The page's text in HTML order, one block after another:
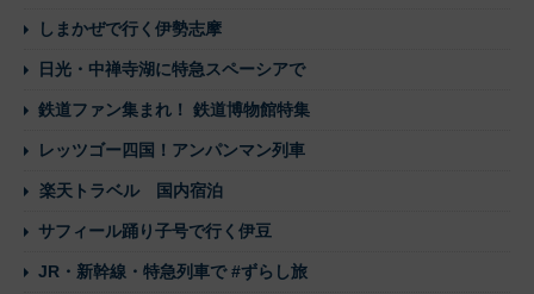
しまかぜで行く伊勢志摩
日光・中禅寺湖に特急スペーシアで
鉄道ファン集まれ！ 鉄道博物館特集
レッツゴー四国！アンパンマン列車
楽天トラベル 国内宿泊
サフィール踊り子号で行く伊豆
JR・新幹線・特急列車で #ずらし旅